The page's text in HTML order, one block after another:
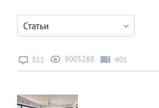
Статьи
311 8005288 401